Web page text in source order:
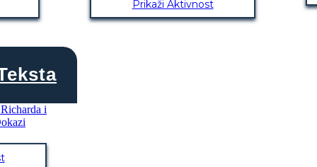
Prikaži Aktivnost